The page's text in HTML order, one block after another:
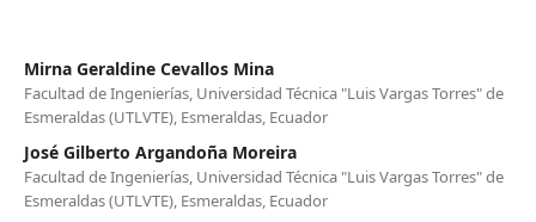
Mirna Geraldine Cevallos Mina
Facultad de Ingenierías, Universidad Técnica "Luis Vargas Torres" de
Esmeraldas (UTLVTE), Esmeraldas, Ecuador
José Gilberto Argandoña Moreira
Facultad de Ingenierías, Universidad Técnica "Luis Vargas Torres" de
Esmeraldas (UTLVTE), Esmeraldas, Ecuador